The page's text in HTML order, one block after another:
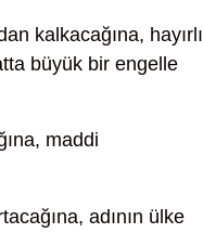
kalkacağına, hayırlı
büyük bir engelle
maddi
adının ülke